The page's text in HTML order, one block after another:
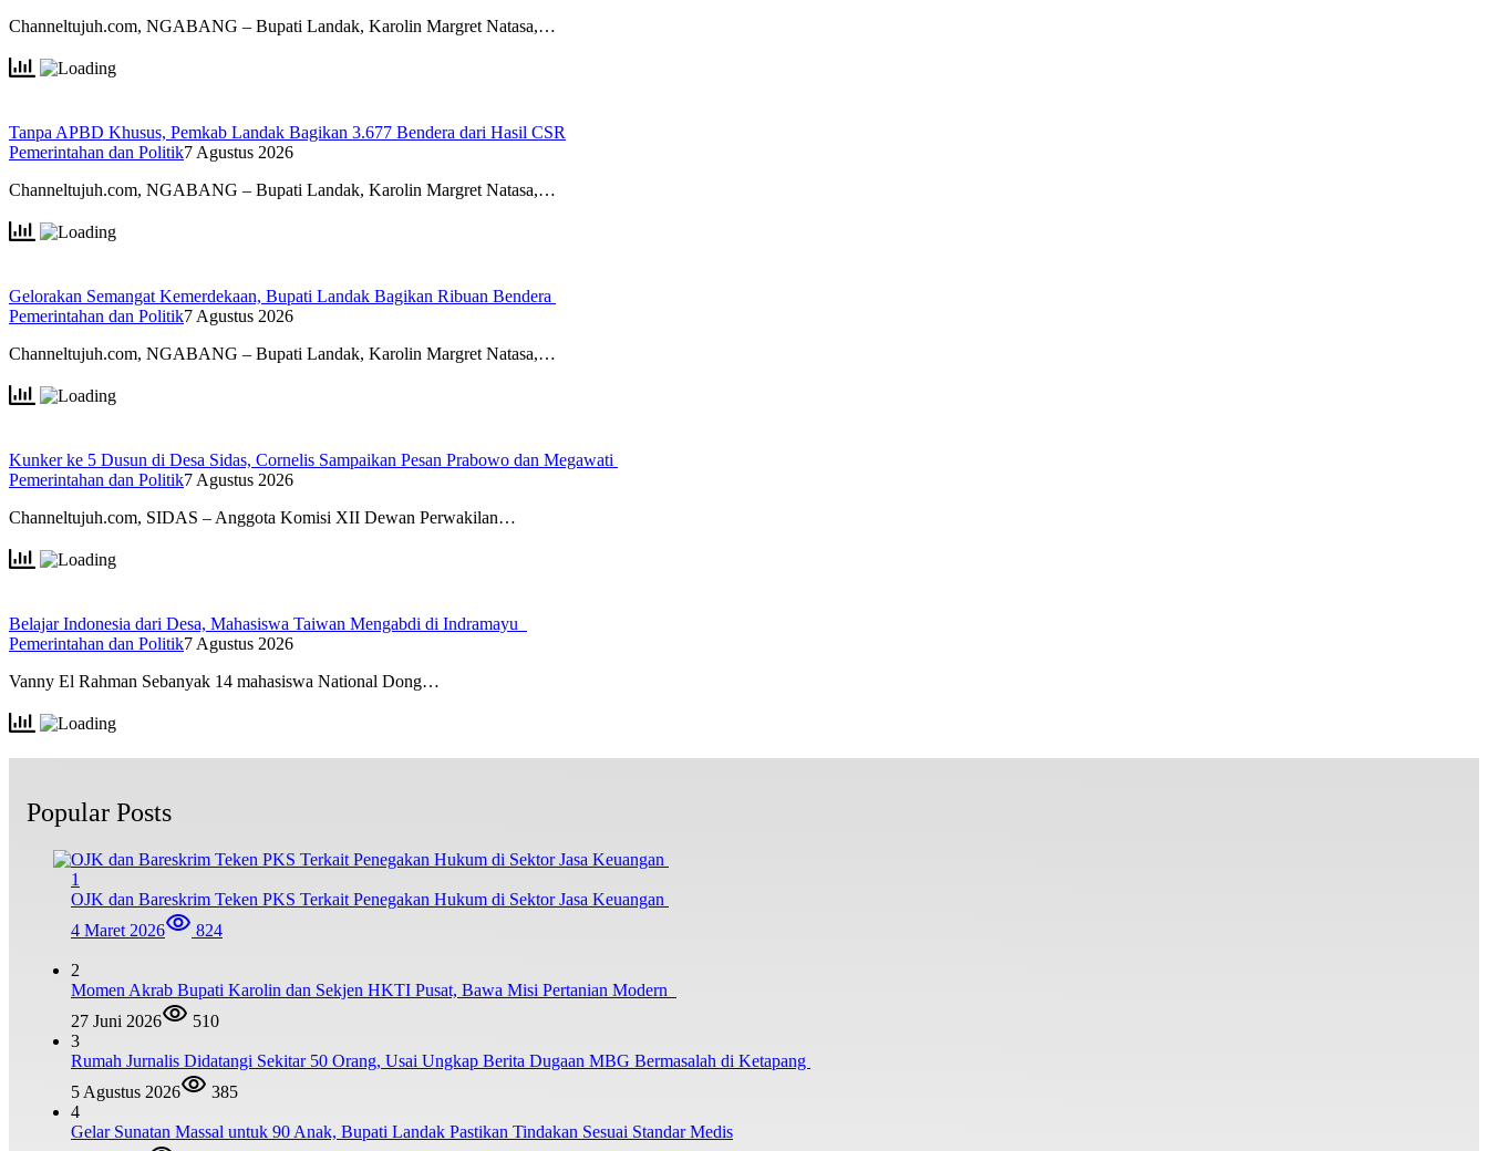
Channeltujuh.com, NGABANG – Bupati Landak, Karolin Margret Natasa,…
Tanpa APBD Khusus, Pemkab Landak Bagikan 3.677 Bendera dari Hasil CSR
Pemerintahan dan Politik7 Agustus 2026
Channeltujuh.com, NGABANG – Bupati Landak, Karolin Margret Natasa,…
Gelorakan Semangat Kemerdekaan, Bupati Landak Bagikan Ribuan Bendera
Pemerintahan dan Politik7 Agustus 2026
Channeltujuh.com, NGABANG – Bupati Landak, Karolin Margret Natasa,…
Kunker ke 5 Dusun di Desa Sidas, Cornelis Sampaikan Pesan Prabowo dan Megawati
Pemerintahan dan Politik7 Agustus 2026
Channeltujuh.com, SIDAS – Anggota Komisi XII Dewan Perwakilan…
Belajar Indonesia dari Desa, Mahasiswa Taiwan Mengabdi di Indramayu
Pemerintahan dan Politik7 Agustus 2026
Vanny El Rahman Sebanyak 14 mahasiswa National Dong…
Popular Posts
1
OJK dan Bareskrim Teken PKS Terkait Penegakan Hukum di Sektor Jasa Keuangan
4 Maret 2026
824
2
Momen Akrab Bupati Karolin dan Sekjen HKTI Pusat, Bawa Misi Pertanian Modern
27 Juni 2026
510
3
Rumah Jurnalis Didatangi Sekitar 50 Orang, Usai Ungkap Berita Dugaan MBG Bermasalah di Ketapang
5 Agustus 2026
385
4
Gelar Sunatan Massal untuk 90 Anak, Bupati Landak Pastikan Tindakan Sesuai Standar Medis